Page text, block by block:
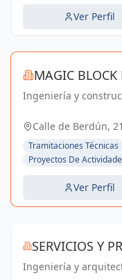
Ver Perfil
MAGIC BLOCK
Ingeniería y
Nueva.
Calle de Berdún,
Tramitaciones Técnicas
Proyectos De
Ver Perfil
SERVICIOS Y
INGENIERÍA
Ingeniería y